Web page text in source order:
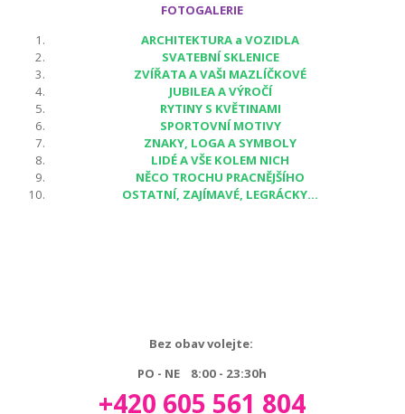
FOTOGALERIE
ARCHITEKTURA a VOZIDLA
SVATEBNÍ SKLENICE
ZVÍŘATA A VAŠI MAZLÍČKOVÉ
JUBILEA A VÝROČÍ
RYTINY S KVĚTINAMI
SPORTOVNÍ MOTIVY
ZNAKY, LOGA A SYMBOLY
LIDÉ A VŠE KOLEM NICH
NĚCO TROCHU PRACNĚJŠÍHO
OSTATNÍ, ZAJÍMAVÉ, LEGRÁCKY...
Bez obav volejte:
PO - NE 8:00 - 23:30h
+420 605 561 804